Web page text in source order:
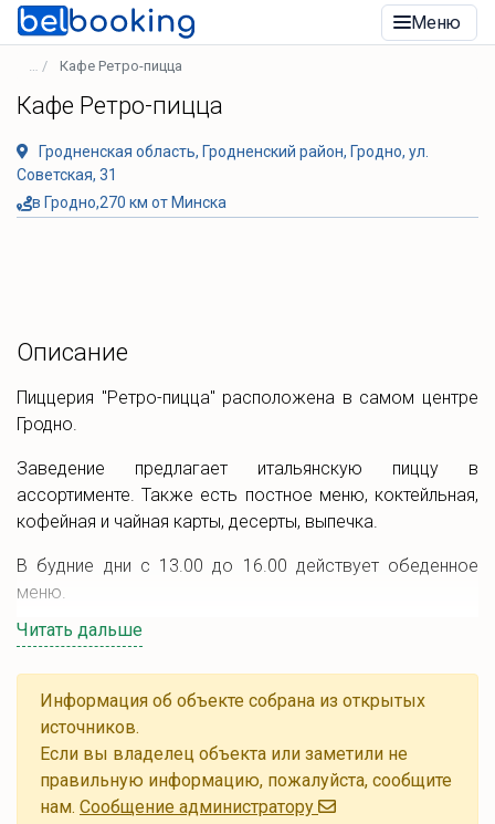
Меню
Кафе Ретро-пицца
Кафе Ретро-пицца
Гродненская область, Гродненский район, Гродно, ул.
Советская, 31
в Гродно,270 км от Минска
Описание
Пиццерия "Ретро-пицца" расположена в самом центре
Гродно.
Заведение предлагает итальянскую пиццу в
ассортименте. Также есть постное меню, коктейльная,
кофейная и чайная карты, десерты, выпечка.
В будние дни с 13.00 до 16.00 действует обеденное
меню.
Заведение разделено на два зала.
Читать дальше
Информация об объекте собрана из открытых
источников.
Если вы владелец объекта или заметили не
правильную информацию, пожалуйста, сообщите
нам. Cообщение администратору